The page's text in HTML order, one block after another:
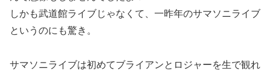
しかも武道館ライブじゃなくて、一昨年のサマソニライブ
というのにも驚き。
サマソニライブは初めてブライアンとロジャーを生で観れ